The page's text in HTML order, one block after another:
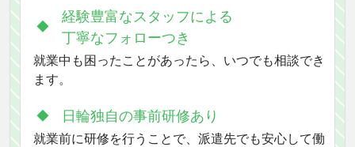
経験豊富なスタッフによる
丁寧なフォローつき
就業中も困ったことがあったら、いつでも相談でき
ます。
日輪独自の事前研修あり
就業前に研修を行うことで、派遣先でも安心して働